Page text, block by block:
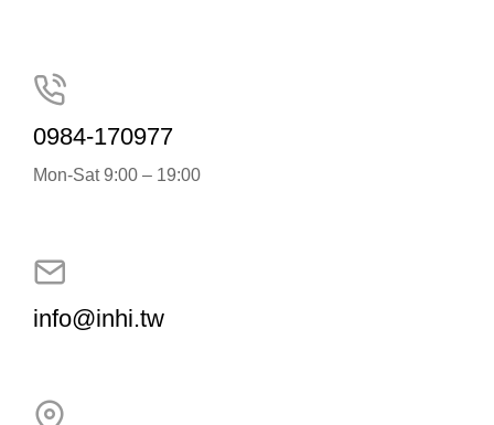
0984-170977
Mon-Sat 9:00 – 19:00
info@inhi.tw